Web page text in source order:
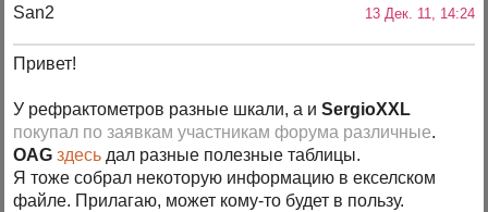
San2 13 Дек. 11, 14:24
Привет!
У рефрактометров разные шкали, а иSergioXXL
покупал по заявкам участникам форума различные.
OAG здесь дал разные полезные таблицы.
Я тоже собрал некоторую информацию в екселском
файле. Прилагаю, может кому-то будет в пользу.